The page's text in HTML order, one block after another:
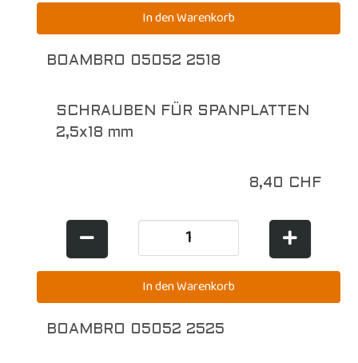
BOAMBRO 05052 2518
SCHRAUBEN FÜR SPANPLATTEN
2,5x18 mm
8,40 CHF
BOAMBRO 05052 2525